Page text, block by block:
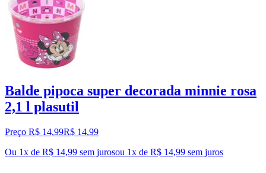
Balde pipoca super decorada minnie rosa
2,1 l plasutil
Preço R$ 14,99R$ 14,99
Ou 1x de R$ 14,99 sem jurosou 1x de R$ 14,99 sem juros